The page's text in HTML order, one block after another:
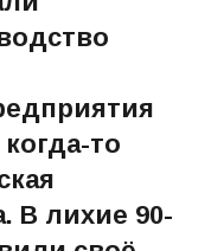
то